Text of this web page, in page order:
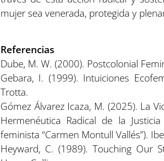
mujer sea venerada, protegida y
Referencias
Dube, M. W. (2000). Postcolonial
Gebara, I. (1999). Intuiciones
Trotta.
Gómez Álvarez Icaza, M. (2025). La
Hermenéutica Radical de la
feminista “Carmen Montull Vallés”).
Heyward, C. (1989). Touching Our